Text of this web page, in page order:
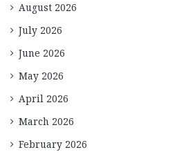
August 2026
July 2026
June 2026
May 2026
April 2026
March 2026
February 2026